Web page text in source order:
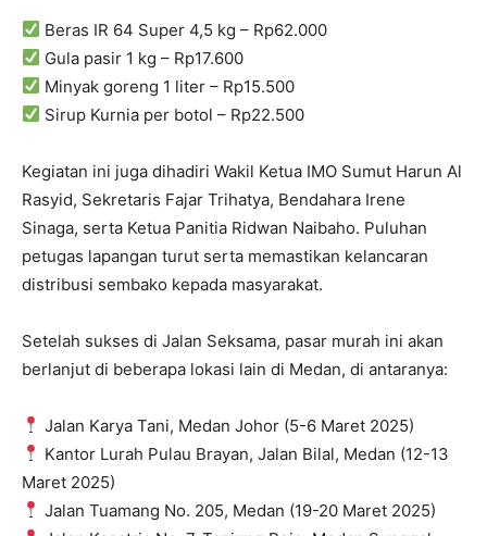
Beras IR 64 Super 4,5 kg – Rp62.000
Gula pasir 1 kg – Rp17.600
Minyak goreng 1 liter – Rp15.500
Sirup Kurnia per botol – Rp22.500
Kegiatan ini juga dihadiri Wakil Ketua IMO Sumut Harun Al
Rasyid, Sekretaris Fajar Trihatya, Bendahara Irene
Sinaga, serta Ketua Panitia Ridwan Naibaho. Puluhan
petugas lapangan turut serta memastikan kelancaran
distribusi sembako kepada masyarakat.
Setelah sukses di Jalan Seksama, pasar murah ini akan
berlanjut di beberapa lokasi lain di Medan, di antaranya:
Jalan Karya Tani, Medan Johor (5-6 Maret 2025)
Kantor Lurah Pulau Brayan, Jalan Bilal, Medan (12-13
Maret 2025)
Jalan Tuamang No. 205, Medan (19-20 Maret 2025)